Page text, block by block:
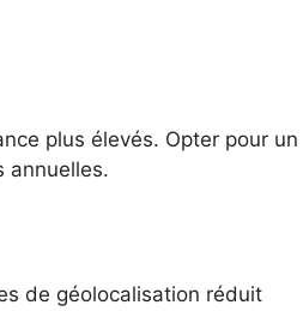
plus élevés. Opter pour un
annuelles.
de géolocalisation réduit